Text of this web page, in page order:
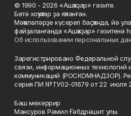
© 1990 - 2026 «Ашҡаҙар» гәзите.
Бөтә хоҡуҡтар ҙа яҡланған.
Мәҡәләләрҙе күсереп баҫҡанда, йә
файҙаланғанда «Ашҡаҙар» гәзитенә
Об использовании персональных
Зарегистрировано Федеральной
связи, информационных технологий
коммуникаций (РОСКОМНАДЗОР).
серия ПИ №ТУ02-01679 от 22 июля
Баш мөхәррир
Мансуров Рәмил Ғәбдрәшит улы.